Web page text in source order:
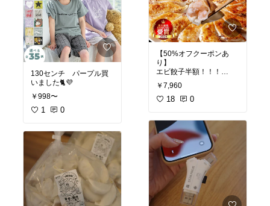
130センチ パープル買
いました🐈💜
￥998〜
1 0
#オリジナル写真 #買って
よかった
【50%オフクーポンあ
り】
エビ餃子半額！！！
ここの餃子、子どもがめ
ちゃくちゃ食べる😭❤️‍🔥
クーポンの時に買って
￥7,960
18 0